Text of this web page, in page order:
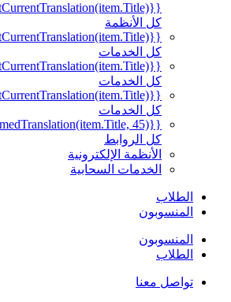
{{mmc.getCurrentTranslation(item.Title)}}
كل الأنظمة
{{mmc.getCurrentTranslation(item.Title)}}
كل الخدمات
{{mmc.getCurrentTranslation(item.Title)}}
كل الخدمات
{{mmc.getCurrentTranslation(item.Title)}}
كل الخدمات
{{mmc.getTrimmedTranslation(item.Title, 45)}}
كل الروابط
الأنظمة الإلكترونية
الخدمات السحابية
الطلاب
المنسوبون
المنسوبون
الطلاب
تواصل معنا